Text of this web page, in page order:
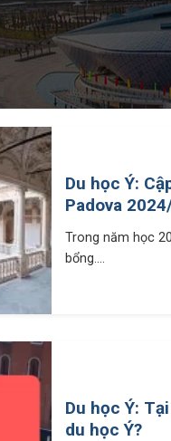
Du học Ý:
Padova
Trong năm học
bổng....
Du học Ý:
du học Ý?